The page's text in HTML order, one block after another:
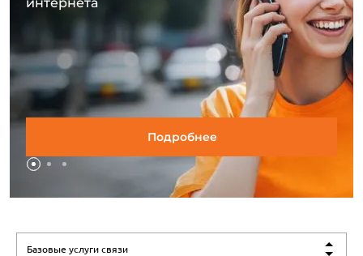
Подробнее
Базовые услуги связи